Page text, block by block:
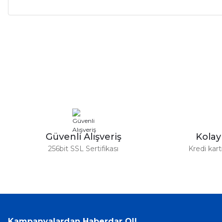
Ürün fiyatı diğer sitelerden daha pahalı.
Bu ürüne benzer farklı alternatifler olmalı.
Güvenli Alışveriş
256bit SSL Sertifikası Kredi